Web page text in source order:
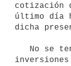
cotización
último día
dicha
inversiones